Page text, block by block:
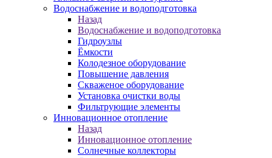
Водоснабжение и водоподготовка
Назад
Водоснабжение и водоподготовка
Гидроузлы
Ёмкости
Колодезное оборудование
Повышение давления
Скваженое оборудование
Установка очистки воды
Фильтрующие элементы
Инновационное отопление
Назад
Инновационное отопление
Солнечные коллекторы